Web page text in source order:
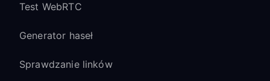
Test WebRTC
Generator haseł
Sprawdzanie linków